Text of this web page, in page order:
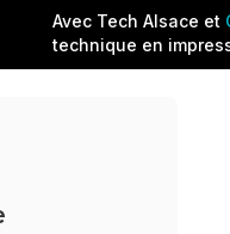
Avec Tech Alsace et
technique en